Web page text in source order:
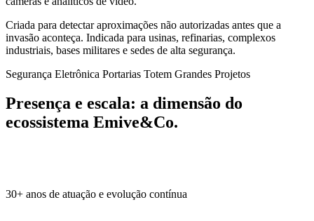
Criada para detectar aproximações não autorizadas antes que a
invasão aconteça. Indicada para usinas, refinarias, complexos
industriais, bases militares e sedes de alta segurança.
Segurança Eletrônica Portarias Totem Grandes Projetos
Presença e escala: a dimensão do
ecossistema Emive&Co.
30+ anos de atuação e evolução contínua